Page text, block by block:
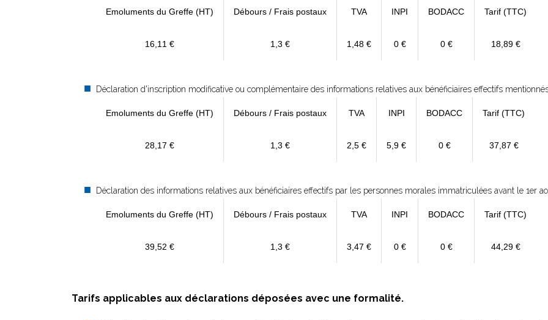
Emoluments du Greffe (HT) Débours / Frais postaux TVA INPI BODACC Tarif (TTC)
16,11 € 1,3 € 1,48 € 0 € 0 € 18,89 €
Déclaration d'inscription modificative ou complémentaire des informations relatives aux bénéficiaires effectifs
Emoluments du Greffe (HT) Débours / Frais postaux TVA INPI BODACC Tarif (TTC)
28,17 € 1,3 € 2,5 € 5,9 € 0 € 37,87 €
Déclaration des informations relatives aux bénéficiaires effectifs par les personnes morales immatriculées avant le 1er
Emoluments du Greffe (HT) Débours / Frais postaux TVA INPI BODACC Tarif (TTC)
39,52 € 1,3 € 3,47 € 0 € 0 € 44,29 €
Tarifs applicables aux déclarations déposées avec une formalité.